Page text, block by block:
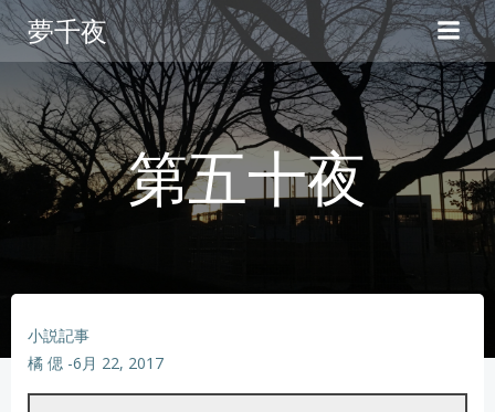
コ
ン
テ
ン
ツ
へ
ス
キ
夢千夜
第五十夜
小説記事
橘 偲 -6月 22, 2017